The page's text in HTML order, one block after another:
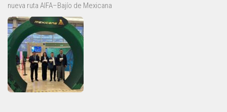
nueva ruta AIFA–Bajío de Mexicana